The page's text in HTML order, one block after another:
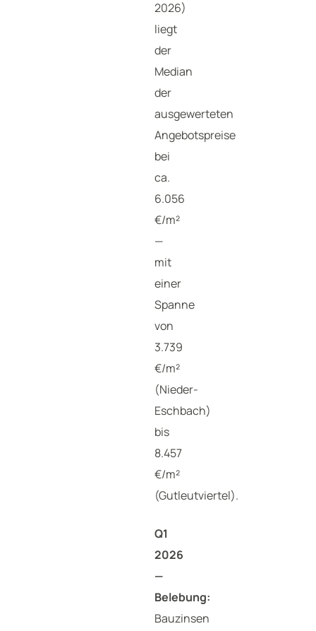
2026)
liegt
der
Median
der
ausgewerteten
Angebotspreise
bei
ca.
6.056
€/m²
—
mit
einer
Spanne
von
3.739
€/m²
(Nieder-
Eschbach)
bis
8.457
€/m²
(Gutleutviertel).
Q1
2026
—
Belebung:
Bauzinsen